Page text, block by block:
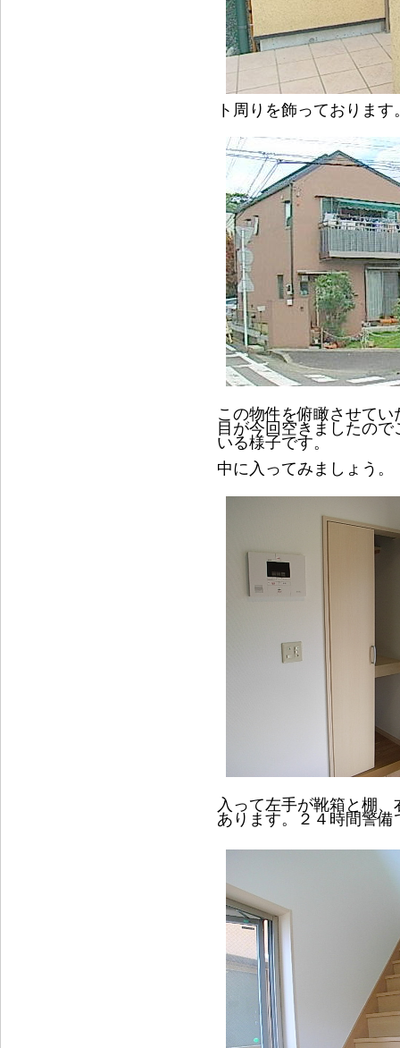
ト周りを飾っております
この物件を俯瞰させて
目が今回空きましたの
いる様子です。
中に入ってみましょう。
入って左手が靴箱と棚
あります。２４時間警